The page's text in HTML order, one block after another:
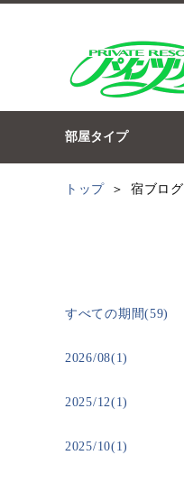
部屋タイプ
トップ 宿ブログ
すべての期間(59)
2026/08(1)
2025/12(1)
2025/10(1)